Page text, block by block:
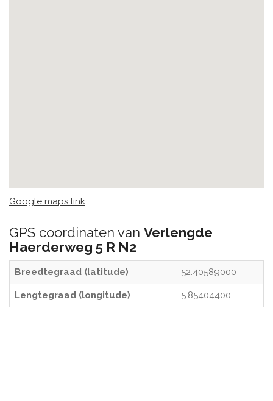
Google maps link
GPS coordinaten van Verlengde
Haerderweg 5 R N2
Breedtegraad (latitude) 52.40589000
Lengtegraad (longitude) 5.85404400